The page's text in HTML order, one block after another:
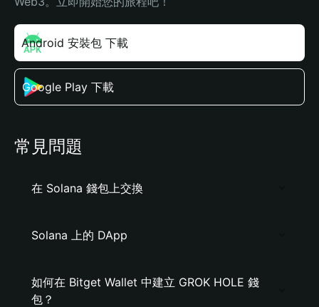
Android 安裝包 下載
Google Play 下載
常見問題
在 Solana 錢包上交換
Solana 上的 DApp
如何在 Bitget Wallet 中建立 GROK HOLE 錢
包？